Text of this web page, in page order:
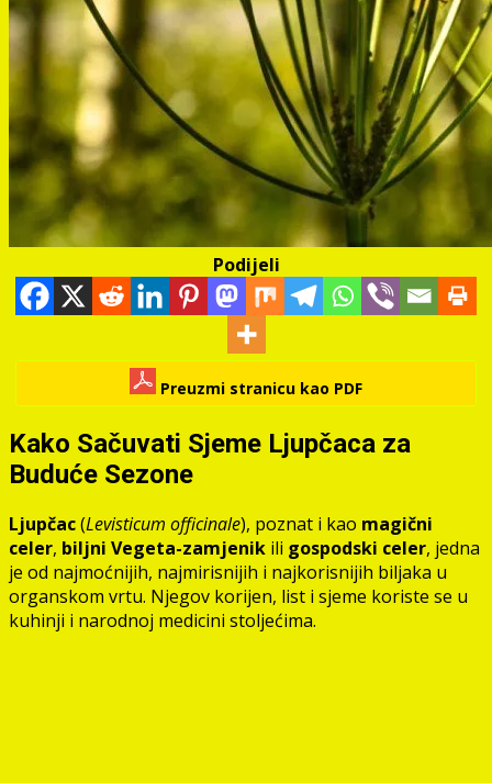
Podijeli
Preuzmi stranicu kao PDF
Kako Sačuvati Sjeme Ljupčaca za
Buduće Sezone
Ljupčac(Levisticum officinale), poznat i kao magični
celer, biljni Vegeta-zamjenik ili gospodski celer, jedna
je od najmoćnijih, najmirisnijih i najkorisnijih biljaka u
organskom vrtu. Njegov korijen, list i sjeme koriste se u
kuhinji i narodnoj medicini stoljećima.